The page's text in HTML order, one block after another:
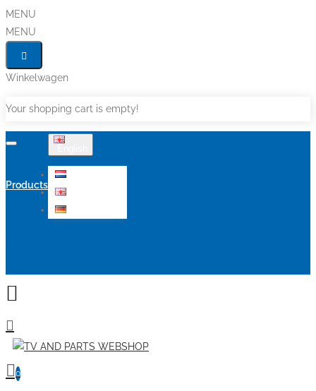
MENU
MENU
Winkelwagen
Your shopping cart is empty!
Products
0